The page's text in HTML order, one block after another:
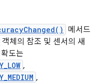
메서드
객체의 참조 및 센서의 새
도는
,
,